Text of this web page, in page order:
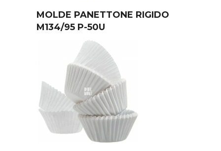
MOLDE PANETTONE RIGIDO
M134/95 P-50U